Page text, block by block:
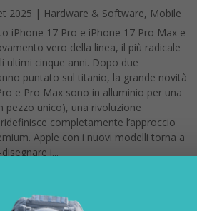
2025 | Hardware & Software, Mobile
iPhone 17 Pro e iPhone 17 Pro Max e
vero della linea, il più radicale
ultimi cinque anni. Dopo due
puntato sul titanio, la grande novità
e Pro Max sono in alluminio per una
pezzo unico), una rivoluzione
completamente l’approccio
Apple con i nuovi modelli torna a
i...